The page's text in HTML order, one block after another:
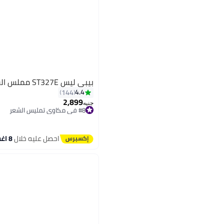
بيبي ليس ST327E مملس الشعر الرطب والجاف
4.4
144
جنيه2,899#8 في مكاوي تمليس الشعر
توصيل مجاني
تم بيع +20 مؤخرًا
#8 في مكاوي تمليس الشعر احصل عليه خلال8 اغسطس